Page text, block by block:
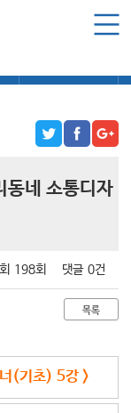
마이페이지
네 소통디자
198회 댓글 0건
목록
(기초) 5강 >